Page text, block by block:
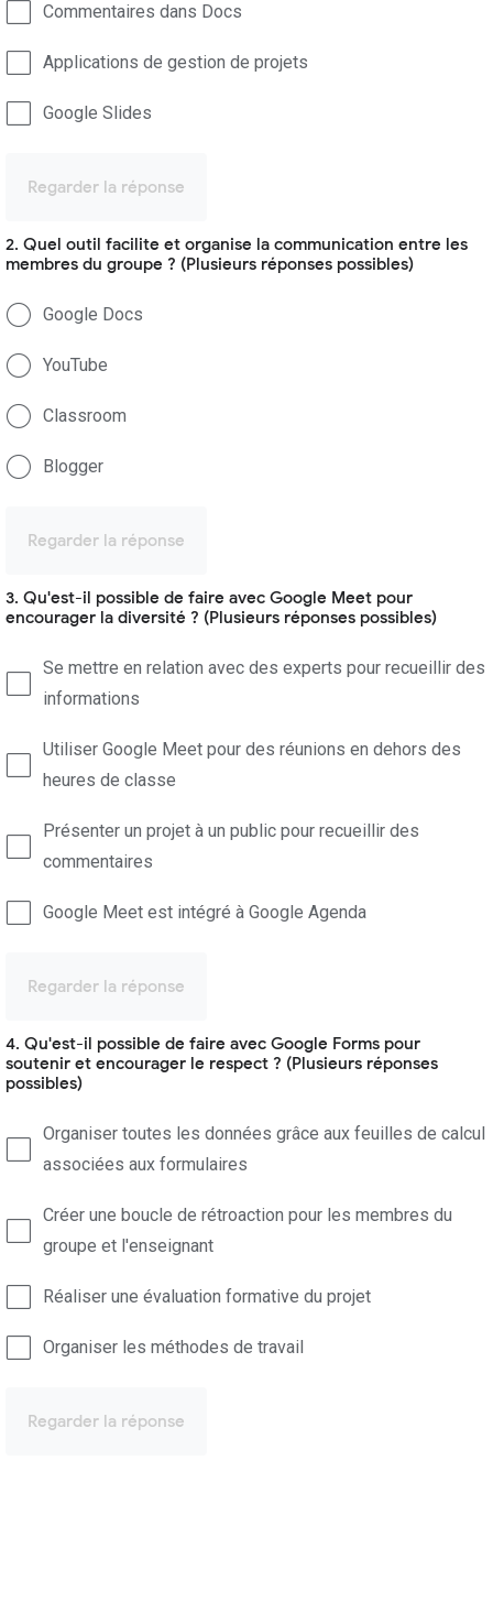
Commentaires dans Docs
Applications de gestion de projets
Google Slides
Regarder la réponse
2. Quel outil facilite et organise la communication entre les
membres du groupe ? (Plusieurs réponses possibles)
Google Docs
YouTube
Classroom
Blogger
Regarder la réponse
3. Qu'est-il possible de faire avec Google Meet pour
encourager la diversité ? (Plusieurs réponses possibles)
Se mettre en relation avec des experts pour recueillir des
informations
Utiliser Google Meet pour des réunions en dehors des
heures de classe
Présenter un projet à un public pour recueillir des
commentaires
Google Meet est intégré à Google Agenda
Regarder la réponse
4. Qu'est-il possible de faire avec Google Forms pour
soutenir et encourager le respect ? (Plusieurs réponses
possibles)
Organiser toutes les données grâce aux feuilles de calcul
associées aux formulaires
Créer une boucle de rétroaction pour les membres du
groupe et l'enseignant
Réaliser une évaluation formative du projet
Organiser les méthodes de travail
Regarder la réponse